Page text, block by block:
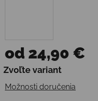
od 24,90 €
Jednotková cena:
Zvoľte variant
Možnosti doručenia